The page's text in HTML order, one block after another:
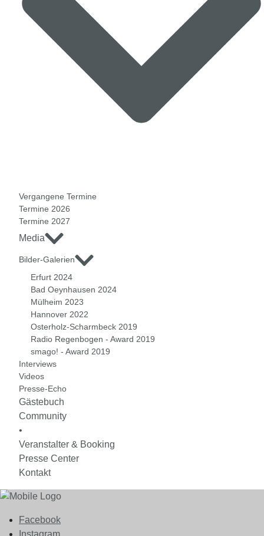
Vergangene Termine
Termine 2026
Termine 2027
Media
Bilder-Galerien
Erfurt 2024
Bad Oeynhausen 2024
Mülheim 2023
Hannover 2022
Osterholz-Scharmbeck 2019
Radio Regenbogen - Award 2019
smago! - Award 2019
Interviews
Videos
Presse-Echo
Gästebuch
Community
•
Veranstalter & Booking
Presse Center
Kontakt
Facebook